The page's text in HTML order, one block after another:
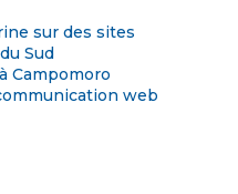
sur des sites
Sud
Campomoro
web